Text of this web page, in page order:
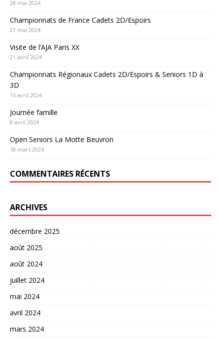
28 mai 2024
Championnats de France Cadets 2D/Espoirs
21 mai 2024
Visite de l’AJA Paris XX
21 avril 2024
Championnats Régionaux Cadets 2D/Espoirs & Seniors 1D à
3D
15 avril 2024
Journée famille
8 avril 2024
Open Seniors La Motte Beuvron
18 mars 2024
COMMENTAIRES RÉCENTS
ARCHIVES
décembre 2025
août 2025
août 2024
juillet 2024
mai 2024
avril 2024
mars 2024